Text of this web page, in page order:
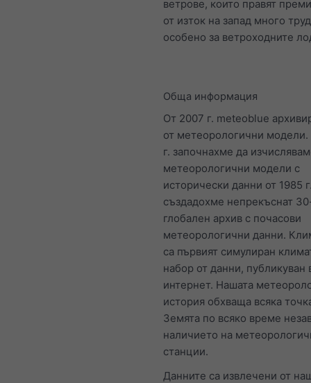
ветрове, които правят
от изток на запад много
особено за ветроходните
Обща информация
От 2007 г. meteoblue
от метеорологични
г. започнахме да
метеорологични модели с
исторически данни от 1985
създадохме непрекъснат
глобален архив с почасови
метеорологични данни.
са първият симулиран
набор от данни, публикуван
интернет. Нашата
история обхваща всяка
Земята по всяко време
наличието на
станции.
Данните са извлечени от